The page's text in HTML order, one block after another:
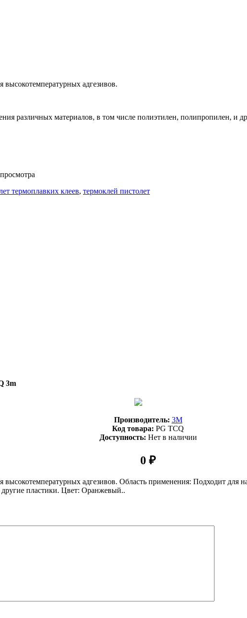
адгезивов.
различных материалов, в том числе полиэтилен, полипропилен, и
термоплавких клеев, термоклей пистолет
3m
Производитель: 3М
Код товара: PG TCQ
Доступность: Нет в наличии
0 ₽
адгезивов. Область применения: Подходит для
пластики. Цвет: Оранжевый..